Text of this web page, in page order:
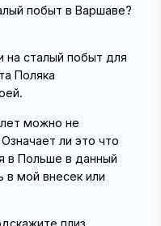
побыт в Варшаве?
на сталый побыт для
Поляка
можно не
ли это что
в Польше в данный
в мой внесек или
плиз.